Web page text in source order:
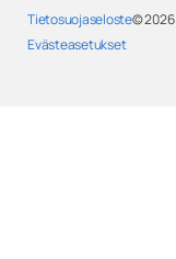
Tietosuojaseloste
Evästeasetukset
© 2026